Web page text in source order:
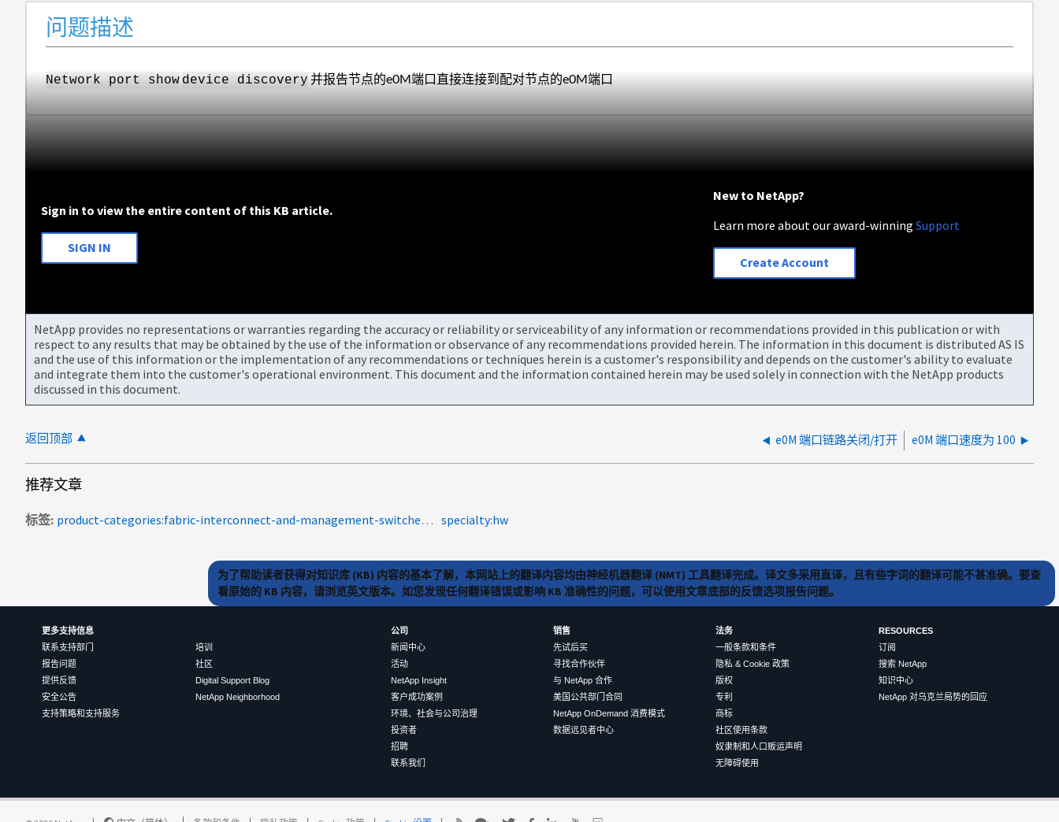
问题描述
Network port show device discovery 并报告节点的e0M端口直接连接到配对节点的e0M端口
Sign in to view the entire content of this KB article.
SIGN IN
New to NetApp?
Learn more about our award-winningSupport
Create Account
NetApp provides no representations or warranties regarding the accuracy or reliability or serviceability of any information or recommendations provided in this publication or with
respect to any results that may be obtained by the use of the information or observance of any recommendations provided herein. The information in this document is distributed AS IS
and the use of this information or the implementation of any recommendations or techniques herein is a customer's responsibility and depends on the customer's ability to evaluate
and integrate them into the customer's operational environment. This document and the information contained herein may be used solely in connection with the NetApp products
discussed in this document.
返回顶部 e0M 端口链路关闭/打开 e0M 端口速度为 100
推荐文章
标签 product-categories:fabric-interconnect-and-management-switches<a>CDP</a><a>e0M</a> specialty:hw
为了帮助读者获得对知识库 (KB) 内容的基本了解，本网站上的翻译内容均由神经机器翻译 (NMT) 工具翻译完成。译文多采用直译，且有些字词的翻译可能不甚准确。要查
看原始的 KB 内容，请浏览英文版本。如您发现任何翻译错误或影响 KB 准确性的问题，可以使用文章底部的反馈选项报告问题。
更多支持信息
联系支持部门
报告问题
提供反馈
安全公告
支持策略和支持服务
培训
社区
Digital Support Blog
NetApp Neighborhood
公司
新闻中心
活动
NetApp Insight
客户成功案例
环境、社会与公司治理
投资者
招聘
联系我们
销售
先试后买
寻找合作伙伴
与 NetApp 合作
美国公共部门合同
NetApp OnDemand 消费模式
数据远见者中心
法务
一般条款和条件
隐私 & Cookie 政策
版权
专利
商标
社区使用条款
奴隶制和人口贩运声明
无障碍使用
RESOURCES
订阅
搜索 NetApp
知识中心
NetApp 对乌克兰局势的回应